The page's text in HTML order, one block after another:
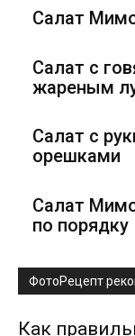
Салат
Салат с
жареным
Салат с
орешками
Салат
по порядку
ФотоРецепт
Как